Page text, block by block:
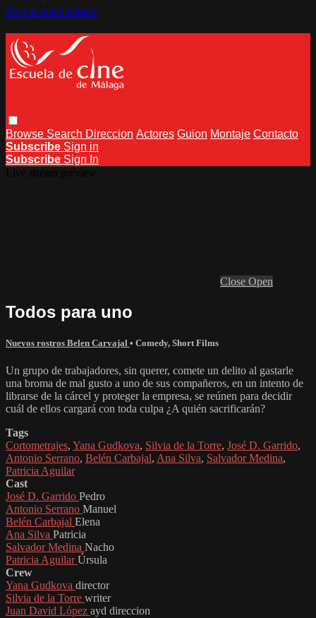
Skip to main content
Browse Search Direccion Actores Guion Montaje Contacto
Subscribe Sign in
Subscribe Sign In
Close Open
Todos para uno
Nuevos rostros Belen Carvajal • Comedy, Short Films
Un grupo de trabajadores, sin querer, comete un delito al gastarle
una broma de mal gusto a uno de sus compañeros, en un intento de
librarse de la cárcel y proteger la empresa, se reúnen para decidir
cuál de ellos cargará con toda culpa ¿A quién sacrificarán?
Tags
Cortometrajes, Yana Gudkova, Silvia de la Torre, José D. Garrido,
Antonio Serrano, Belén Carbajal, Ana Silva, Salvador Medina,
Patricia Aguilar
Cast
José D. Garrido Pedro
Antonio Serrano Manuel
Belén Carbajal Elena
Ana Silva Patricia
Salvador Medina Nacho
Patricia AguilarÚrsula
Crew
Yana Gudkova director
Silvia de la Torre writer
Juan David López ayd direccion